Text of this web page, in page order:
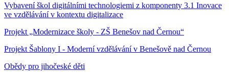
Vybavení škol digitálními technologiemi z komponenty 3.1 Inovace
ve vzdělávání v kontextu digitalizace
Projekt „Modernizace školy - ZŠ Benešov nad Černou“
Projekt Šablony I - Moderní vzdělávání v Benešově nad Černou
Obědy pro jihočeské děti